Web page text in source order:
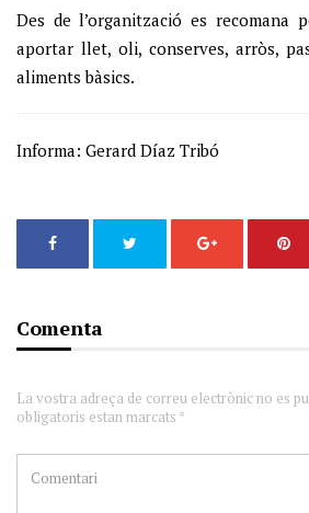
Des de l’organització es recomana
aportar llet, oli, conserves, arròs,
aliments bàsics.
Informa: Gerard Díaz Tribó
Comenta
La vostra adreça de correu electrònic no es
obligatoris estan marcats *